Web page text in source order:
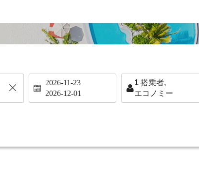
2026-11-23
2026-12-01
1 搭乗者,
エコノミー